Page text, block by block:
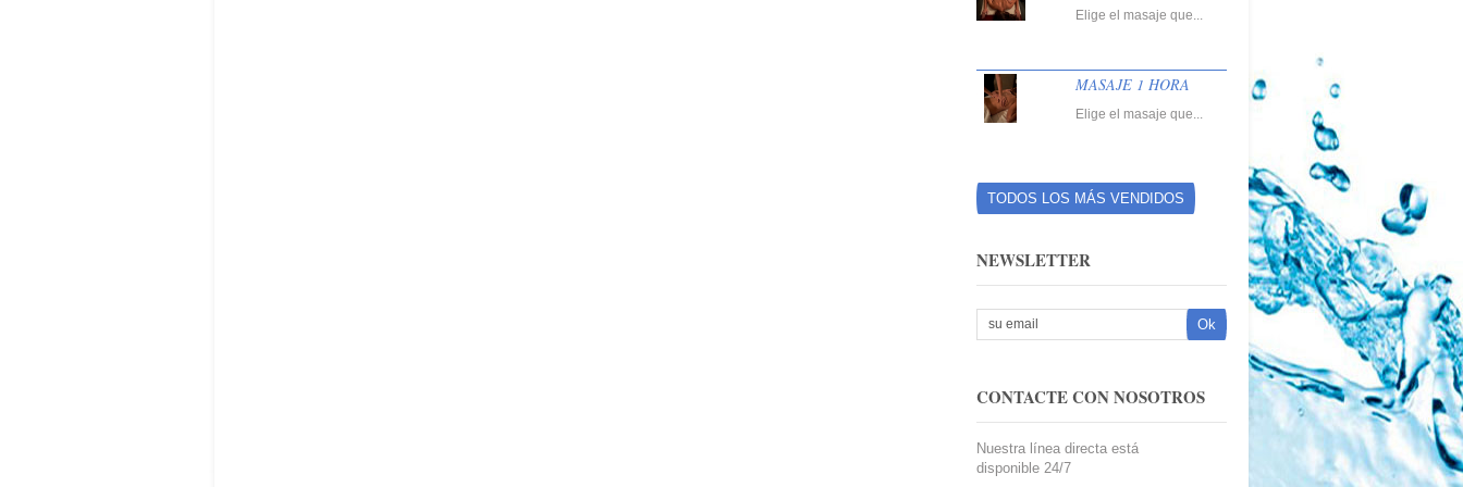
Elige el masaje que...
MASAJE 1 HORA
Elige el masaje que...
TODOS LOS MÁS VENDIDOS
NEWSLETTER
CONTACTE CON NOSOTROS
Nuestra línea directa está
disponible 24/7